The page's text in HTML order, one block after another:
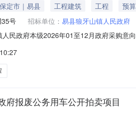
定市｜易县 工程建筑 工程
预
号 招标单位： 易县狼牙山镇人民政府
人民政府本级2026年01至12月政府采购意
号)预算金额：119.000000万元(人
府报废公务用车公开拍卖项目